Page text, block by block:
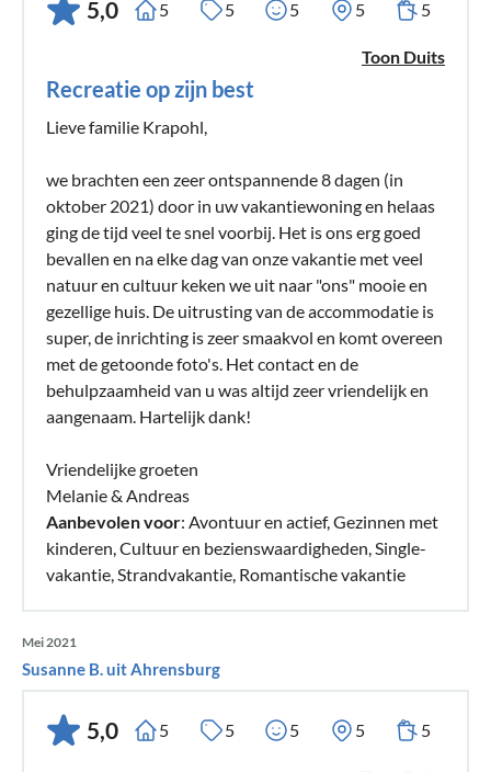
de flat altijd goed warm. De verhuurders hebben ons voor
en na onze vakantie heel goed verzorgd en veel tips
gegeven. Wij kunnen de accommodatie te allen tijde zonder
voorbehoud aanbevelen! We zullen ons deze mooie
willen blijven, maar de flat was al verhuurd aan de volgende
gasten
04Mooie dagen tijdens kerst en oud en nieuw
Voor de tweede keer verbleven wij met 4 personen (2
volwassenen, 2 kinderen (9/12 jaar)) tijdens kerst en oud en
nieuw in Wormshöft. De flat is licht en vriendelijk, zeer
schoon en goed uitgerust. Door de grote eet- en
woonkamer is er ook in de winter voldoende ruimte voor 4
personen. Een echte luxe is de tweede badkamer. Het
uitzicht op de Schlei is prachtig en op zachte dagen zaten we
gewikkeld in dekens voor de deur. De flat kan goed worden
verwarmd en het vaste energietarief (vooraf betaald) dekte
de kosten. Krapohls zijn geweldige verhuurders. Zeer
vriendelijk en behulpzaam. Onze dagen in het noorden
kunnen deze flat aan iedereen van harte aanbevelen.
05Zeer mooie flat op een uitstekende locatie
In oktober brachten wij, twee volwassenen en een kind, 11
5,0 5 5 5 5 5
Toon Duits
Recreatie op zijn best
Lieve familie Krapohl,
we brachten een zeer ontspannende 8 dagen (in
oktober 2021) door in uw vakantiewoning en helaas
ging de tijd veel te snel voorbij. Het is ons erg goed
bevallen en na elke dag van onze vakantie met veel
natuur en cultuur keken we uit naar "ons" mooie en
gezellige huis. De uitrusting van de accommodatie is
super, de inrichting is zeer smaakvol en komt overeen
met de getoonde foto's. Het contact en de
behulpzaamheid van u was altijd zeer vriendelijk en
aangenaam. Hartelijk dank!
Vriendelijke groeten
Melanie & Andreas
Aanbevolen voor: Avontuur en actief, Gezinnen met
kinderen, Cultuur en bezienswaardigheden, Single-
vakantie, Strandvakantie, Romantische vakantie
Mei 2021
Susanne B. uit Ahrensburg
5,0 5 5 5 5 5